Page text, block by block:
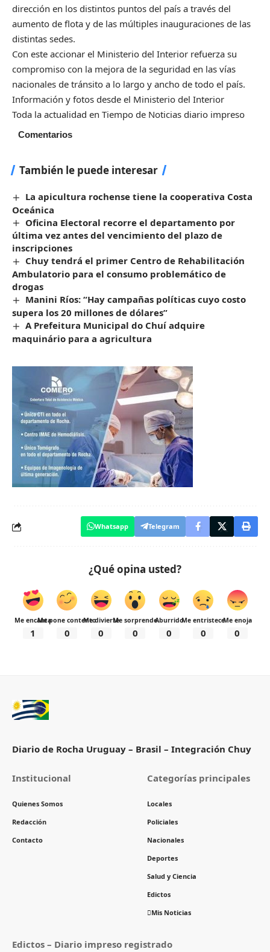
dirección en los distintos puntos del país a través del
aumento de flota y de las múltiples inauguraciones de las
distintas sedes.
Con este accionar el Ministerio del Interior refuerza su
compromiso con la mejora de la seguridad en las vías
nacionales de tránsito a lo largo y ancho de todo el país.
Información y fotos desde el Ministerio del Interior
Toda la actualidad en Tiempo de Noticias diario impreso
Comentarios
También le puede interesar
La apicultura rochense tiene la cooperativa Costa
Oceánica
Oficina Electoral recorre el departamento por
última vez antes del vencimiento del plazo de
inscripciones
Chuy tendrá el primer Centro de Rehabilitación
Ambulatorio para el consumo problemático de
drogas
Manini Ríos: “Hay campañas políticas cuyo costo
supera los 20 millones de dólares”
A Prefeitura Municipal do Chuí adquire
maquinário para a agricultura
Whatsapp Telegram
¿Qué opina usted?
Me encanta
1
Me pone contento
0
Me divierte
0
Me sorprende
0
Aburrido
0
Me entristece
0
Me enoja
0
Diario de Rocha Uruguay – Brasil – Integración Chuy
Institucional
Quienes Somos
Redacción
Contacto
Categorías principales
Locales
Policiales
Nacionales
Deportes
Salud y Ciencia
Edictos
Mis Noticias
Edictos – Diario impreso registrado